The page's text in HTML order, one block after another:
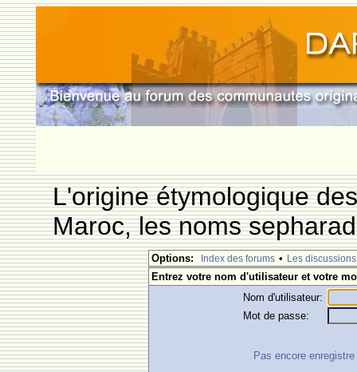
L'origine étymologique
Maroc, les noms
Options: Index des forums • Les discussions
Entrez votre nom d'utilisateur et votre
Nom d'utilisateur:
Mot de passe:
Pas encore